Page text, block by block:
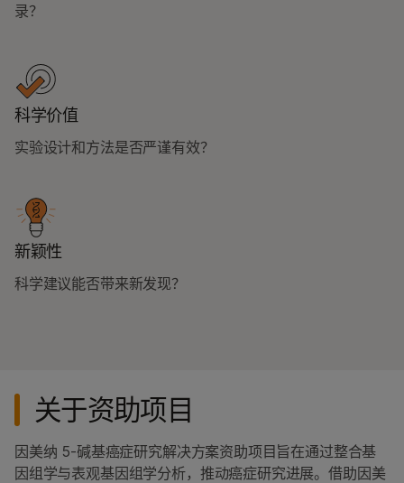
录？
科学价值
实验设计和方法是否严谨有效？
新颖性
科学建议能否带来新发现？
关于资助项目
因美纳 5-碱基癌症研究解决方案资助项目旨在通过整合基
因组学与表观基因组学分析，推动癌症研究进展。借助因美